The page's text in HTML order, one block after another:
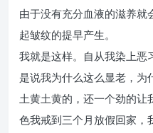
由于没有充分血液的滋养就
起皱纹的提早产生。
我就是这样。自从我染上恶
是说我为什么这么显老，为
土黄土黄的，还一个劲的让
色我戒到三个月放假回家，